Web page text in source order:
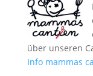
über unseren
Info mammas